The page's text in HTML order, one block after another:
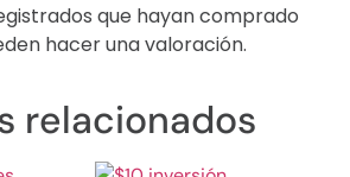
que hayan comprado
hacer una valoración.
relacionados